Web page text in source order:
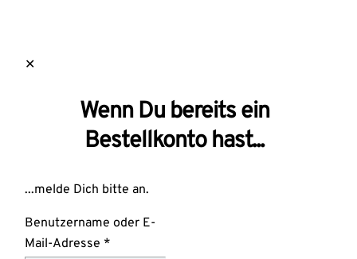
✕
Wenn Du bereits ein
Bestellkonto hast...
...melde Dich bitte an.
Benutzername oder E-
Mail-Adresse *